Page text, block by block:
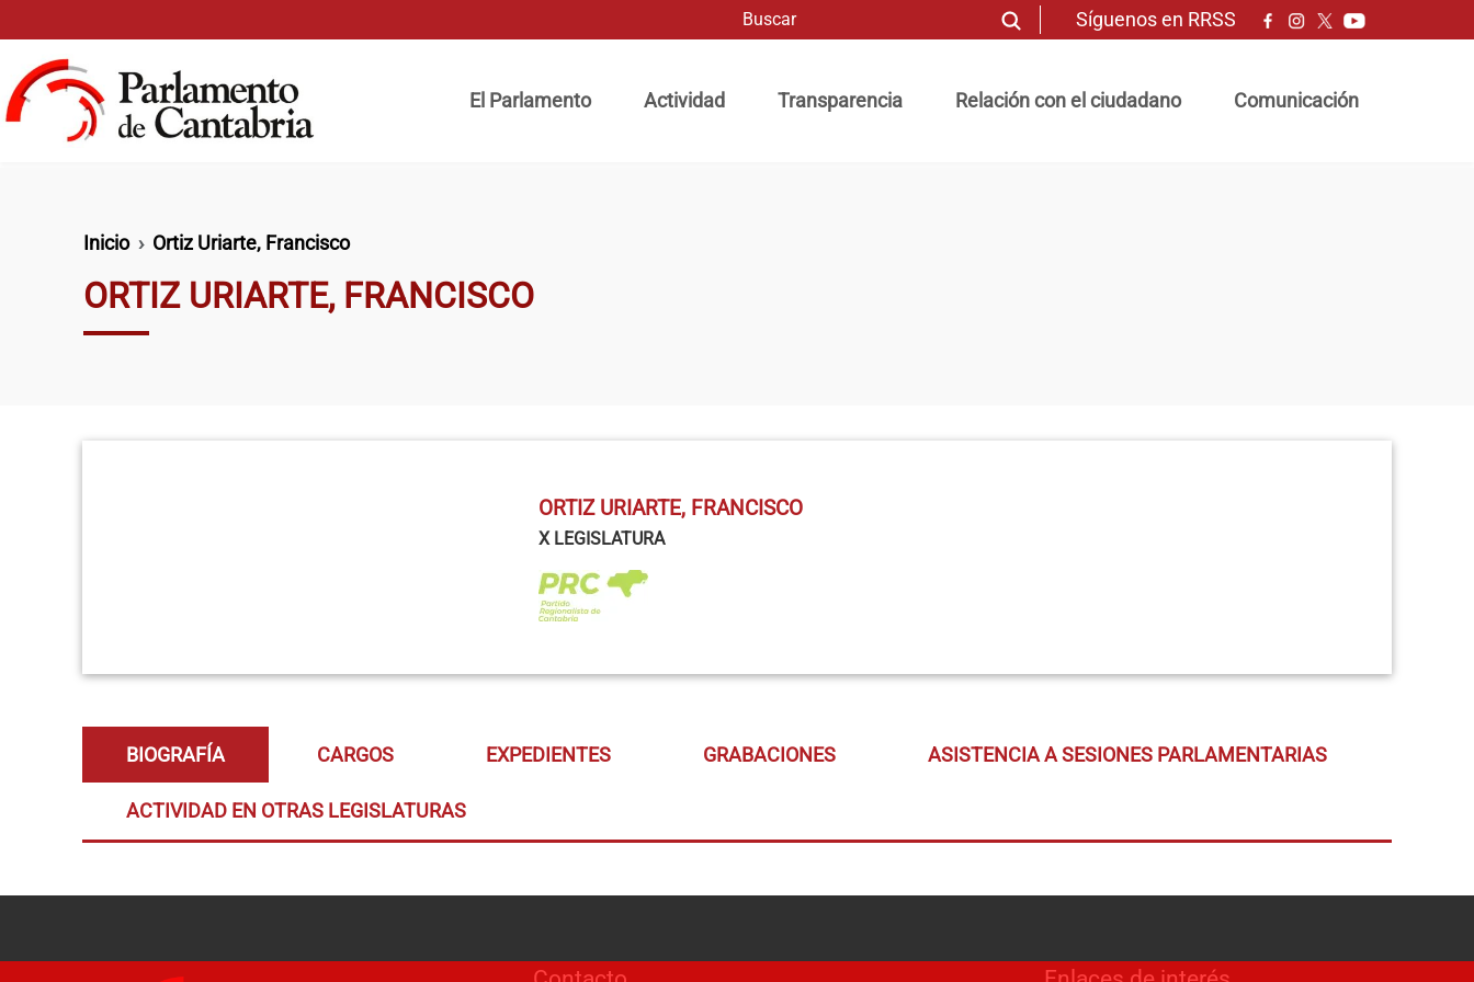
Síguenos en RRSS
El Parlamento
Actividad Transparencia Relación con el ciudadano Comunicación
Ruta de navegación
Inicio Ortiz Uriarte, Francisco
ORTIZ URIARTE, FRANCISCO
ORTIZ URIARTE, FRANCISCO
X LEGISLATURA
BIOGRAFÍA CARGOS EXPEDIENTES GRABACIONES ASISTENCIA A SESIONES PARLAMENTARIAS
ACTIVIDAD EN OTRAS LEGISLATURAS